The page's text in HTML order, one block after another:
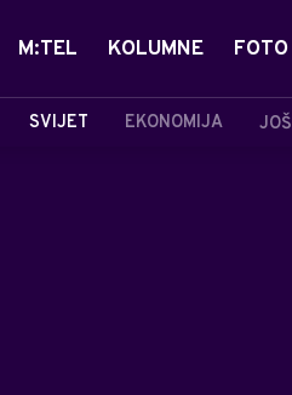
SVIJET EKONOMIJA JOŠ
M:TEL KOLUMNE FOTO